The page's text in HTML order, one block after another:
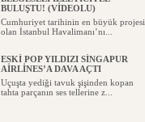
BULUŞTU! (VİDEOLU)
Cumhuriyet tarihinin en büyük projesi
olan İstanbul Havalimanı’nı...
ESKİ POP YILDIZI SİNGAPUR
AİRLİNES’A DAVA AÇTI
Uçuşta yediği tavuk şişinden kopan
tahta parçanın ses tellerine z...